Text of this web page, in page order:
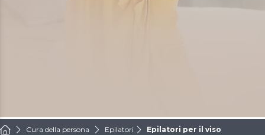
Cura della persona Epilatori Epilatori per il viso